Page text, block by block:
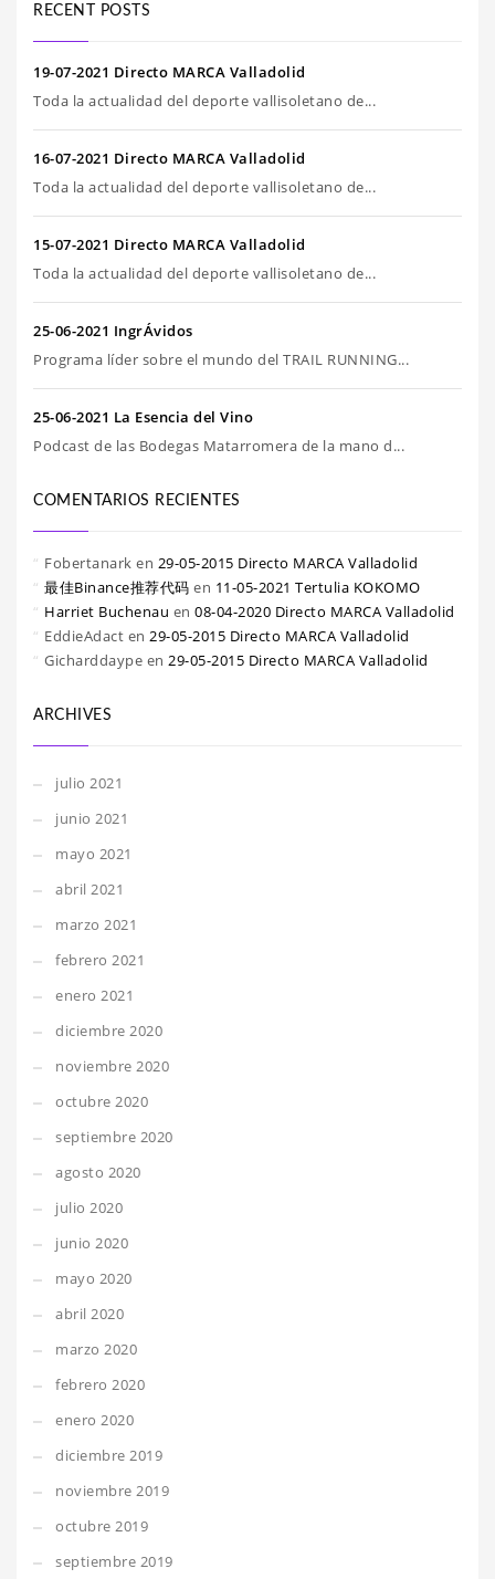
RECENT POSTS
19-07-2021 Directo MARCA Valladolid
Toda la actualidad del deporte vallisoletano de...
16-07-2021 Directo MARCA Valladolid
Toda la actualidad del deporte vallisoletano de...
15-07-2021 Directo MARCA Valladolid
Toda la actualidad del deporte vallisoletano de...
25-06-2021 IngrÁvidos
Programa líder sobre el mundo del TRAIL RUNNING...
25-06-2021 La Esencia del Vino
Podcast de las Bodegas Matarromera de la mano d...
COMENTARIOS RECIENTES
Fobertanark en 29-05-2015 Directo MARCA Valladolid
最佳Binance推荐代码 en 11-05-2021 Tertulia KOKOMO
Harriet Buchenau en 08-04-2020 Directo MARCA Valladolid
EddieAdact en 29-05-2015 Directo MARCA Valladolid
Gicharddaype en 29-05-2015 Directo MARCA Valladolid
ARCHIVES
julio 2021
junio 2021
mayo 2021
abril 2021
marzo 2021
febrero 2021
enero 2021
diciembre 2020
noviembre 2020
octubre 2020
septiembre 2020
agosto 2020
julio 2020
junio 2020
mayo 2020
abril 2020
marzo 2020
febrero 2020
enero 2020
diciembre 2019
noviembre 2019
octubre 2019
septiembre 2019